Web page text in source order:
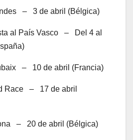
– 3 de abril (Bélgica)
al País Vasco – Del 4 al
– 10 de abril (Francia)
Race – 17 de abril
– 20 de abril (Bélgica)